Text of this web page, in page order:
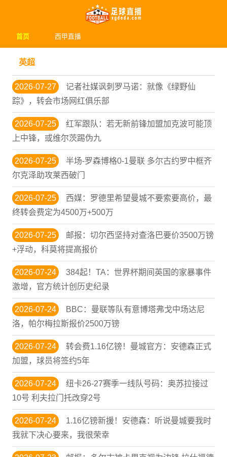
首页 西甲直播
英超
2026-07-27
记者社媒讽刺罗马诺：就像《绿野仙
踪》，转会市场网红俱乐部
2026-07-25
红军跟队：若无新前锋加盟加克波可能顶
上中锋，或维尔茨踢伪九
2026-07-25
半场-罗森博格0-1曼联 多尔古约罗中框齐
尔克泽助攻莱西破门
2026-07-25
西媒：罗德里希望曼城不要索要高价，最
终转会费定为4500万+500万
2026-07-25
邮报：切尔西坚持对查洛巴要价3500万镑
+浮动，科莫将提高报价
2026-07-24
384起！TA：世界杯期间英国的家暴事件
激增，官方统计创历史纪录
2026-07-24
BBC：曼联等队有意博塔弗戈中场达尼
洛，帕尔梅拉斯报价2500万镑
2026-07-24
转会费1.16亿镑！曼城官方：安德森正式
加盟，球员将签约5年
2026-07-24
纽卡26-27赛季一线队号码：奥苏拉接过
10号 利夫拉门托改穿2号
2026-07-24
1.16亿镑新援！安德森：听说曼城要我时
我就下决心要来，我很荣幸